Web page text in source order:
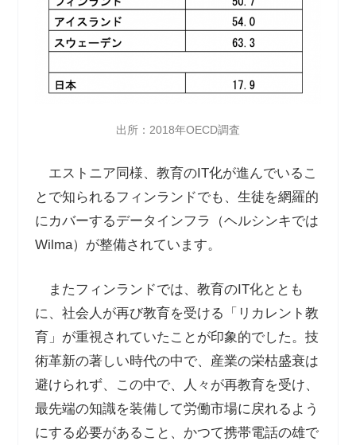
出所：2018年OECD調査
エストニア同様、教育のIT化が進んでいるこ
とで知られるフィンランドでも、生徒を網羅的
にカバーするデータインフラ（ヘルシンキでは
Wilma）が整備されています。
またフィンランドでは、教育のIT化ととも
に、社会人が再び教育を受ける「リカレント教
育」が重視されていたことが印象的でした。技
術革新の著しい時代の中で、産業の栄枯盛衰は
避けられず、この中で、人々が再教育を受け、
最先端の知識を装備して労働市場に戻れるよう
にする必要があること、かつて携帯電話の雄で